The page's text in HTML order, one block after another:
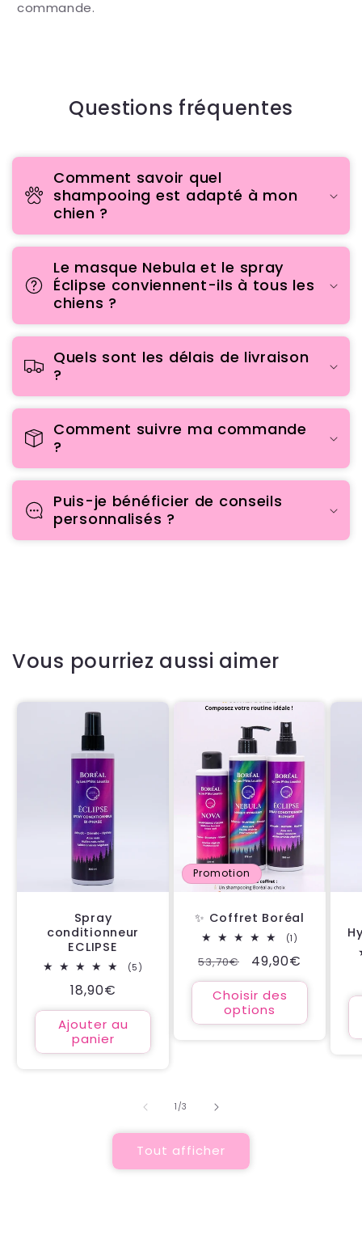
commande.
Questions fréquentes
Comment savoir quel
shampooing est adapté à mon
chien ?
Le masque Nebula et le spray
Éclipse conviennent-ils à tous les
chiens ?
Quels sont les délais de livraison
?
Comment suivre ma commande
?
Puis-je bénéficier de conseils
personnalisés ?
Vous pourriez aussi aimer
Spray
conditionneur
ECLIPSE
(5)
Prix
habituel
18,90€
Ajouter au
panier
Promotion
✨ Coffret Boréal
(1)
des
Prix
habituel
53,70€
Prix
promotionnel
49,90€
Choisir des
options
1 /de
3
Tout afficher